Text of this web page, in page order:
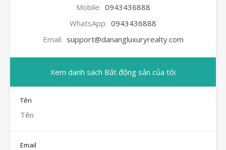
Mobile: 0943436888
WhatsApp: 0943436888
Email: support@danangluxuryrealty.com
Xem danh sách Bất động sản của tôi
Tên
Email